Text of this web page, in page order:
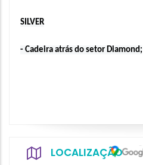
SILVER
- Cadeira atrás do setor Diamond;
LOCALIZAÇÃO